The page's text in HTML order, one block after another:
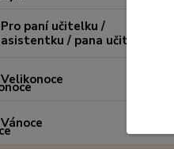
Pro paní učitelku /
asistentku / pana učitele
Velikonoce
Vánoce